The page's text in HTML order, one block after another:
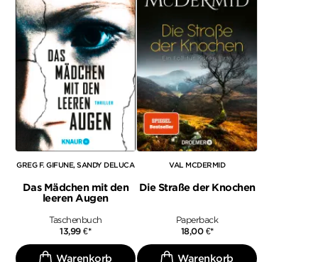
GREG F. GIFUNE SANDY DELUCA
Das Mädchen mit den
leeren Augen
Taschenbuch
13,99€*
VAL MCDERMID
Die Straße der Knochen
Paperback
18,00 €*